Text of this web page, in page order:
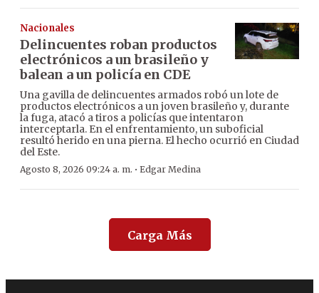
Nacionales
Delincuentes roban productos
electrónicos a un brasileño y
balean a un policía en CDE
Una gavilla de delincuentes armados robó un lote de
productos electrónicos a un joven brasileño y, durante
la fuga, atacó a tiros a policías que intentaron
interceptarla. En el enfrentamiento, un suboficial
resultó herido en una pierna. El hecho ocurrió en Ciudad
del Este.
Agosto 8, 2026 09:24 a. m. · Edgar Medina
Carga Más